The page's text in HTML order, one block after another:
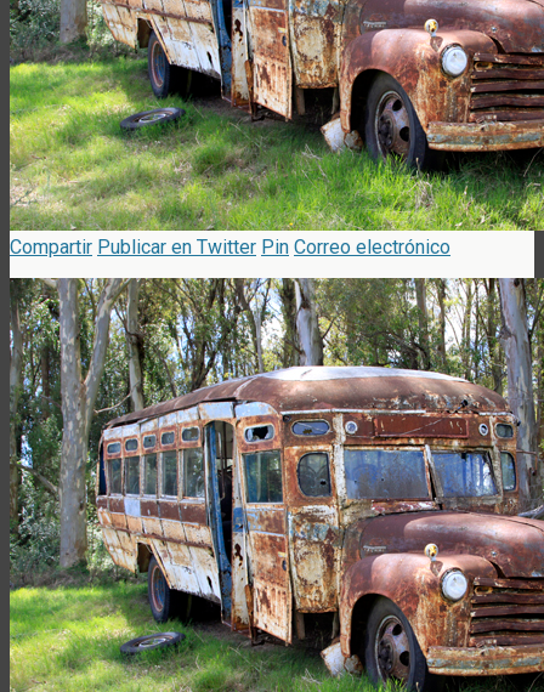
Compartir Publicar en Twitter Pin Correo electrónico